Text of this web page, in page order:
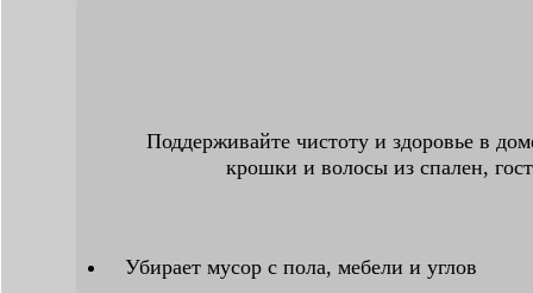
Поддерживайте чистоту и здоровье в
крошки и волосы из спален,
Убирает мусор с пола, мебели и углов